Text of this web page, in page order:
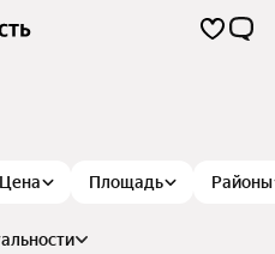
Цена Площадь Районы